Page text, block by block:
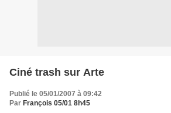
Ciné trash sur Arte
Publié le 05/01/2007 à 09:42
Par François 05/01 8h45